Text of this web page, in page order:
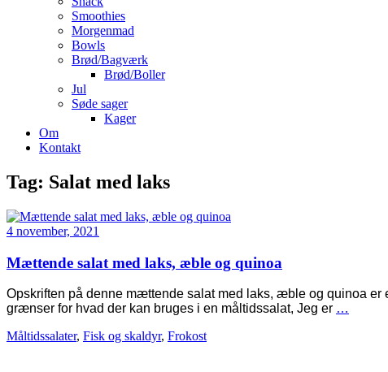
Smoothies
Morgenmad
Bowls
Brød/Bagværk
Brød/Boller
Jul
Søde sager
Kager
Om
Kontakt
Tag: Salat med laks
4 november, 2021
Mættende salat med laks, æble og quinoa
Opskriften på denne mættende salat med laks, æble og quinoa er
grænser for hvad der kan bruges i en måltidssalat, Jeg er …
Måltidssalater, Fisk og skaldyr, Frokost